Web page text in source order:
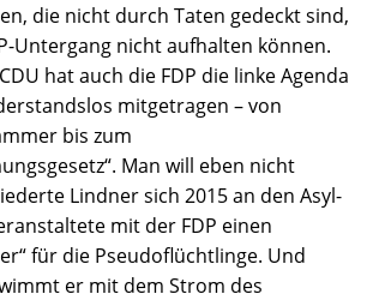
die nicht durch Taten gedeckt sind,
Untergang nicht aufhalten können.
hat auch die FDP die linke Agenda
mitgetragen – von
bis zum
Man will eben nicht
Lindner sich 2015 an den Asyl-
mit der FDP einen
für die Pseudoflüchtlinge. Und
er mit dem Strom des